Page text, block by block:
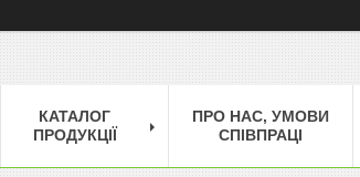
КАТАЛОГ
ПРОДУКЦІЇ
ПРО НАС, УМОВИ
СПІВПРАЦІ